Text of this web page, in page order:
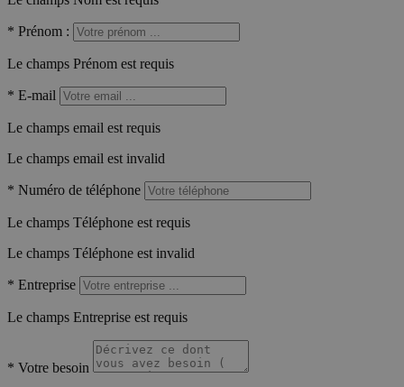
* Prénom :
Le champs Prénom est requis
* E-mail
Le champs email est requis
Le champs email est invalid
* Numéro de téléphone
Le champs Téléphone est requis
Le champs Téléphone est invalid
* Entreprise
Le champs Entreprise est requis
* Votre besoin